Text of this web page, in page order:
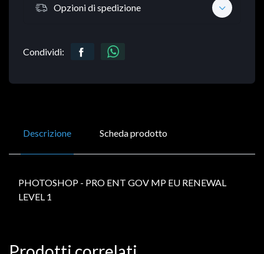
Opzioni di spedizione
Condividi:
Descrizione Scheda prodotto
PHOTOSHOP - PRO ENT GOV MP EU RENEWAL
LEVEL 1